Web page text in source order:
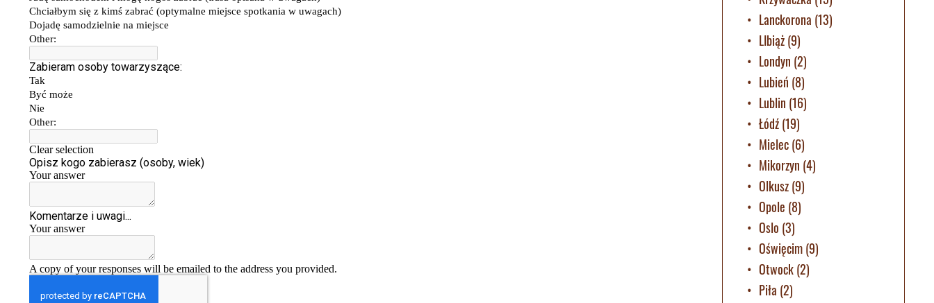
Lanckorona (13)
LIbiąż(9)
Londyn (2)
Lubień (8)
Lublin (16)
Łódź(19)
Mielec(6)
Mikorzyn (4)
Olkusz(9)
Opole (8)
Oslo (3)
Oświęcim(9)
Otwock(2)
Piła (2)